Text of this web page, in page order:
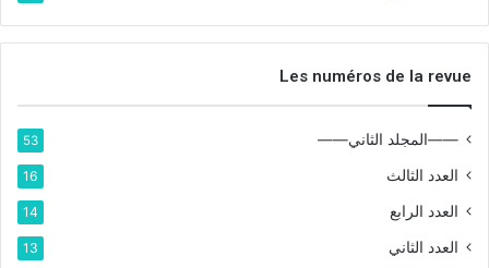
Les numéros de la revue
——المجلد الثاني—— 53
العدد الثالث 16
العدد الرابع 14
العدد الثاني 13